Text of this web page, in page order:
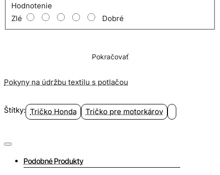
Hodnotenie
Zlé
Dobré
Pokračovať
Pokyny na údržbu textilu s potlačou
Štítky: Tričko Honda Tričko pre motorkárov
Podobné Produkty